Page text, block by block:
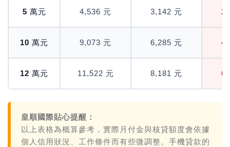
5 萬元 4,536 元 3,142 元
10 萬元 9,073 元 6,285 元
12 萬元 11,522 元 8,181 元
皇順國際貼心提醒：
以上表格為概算參考，實際月付金與核貸額度會依據
個人信用狀況、工作條件而有些微調整。手機貸款的